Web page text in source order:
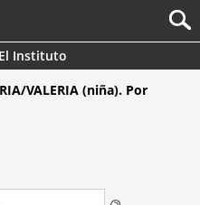
El Instituto
VALERIA (niña). Por